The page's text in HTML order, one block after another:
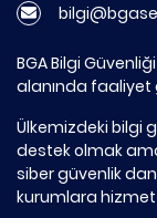
BGA Bilgi
alanında
Ülkemizdeki bilgi
destek olmak
siber güvenlik
kurumlara